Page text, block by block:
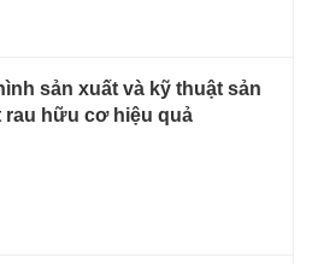
sản xuất và kỹ thuật sản
rau hữu cơ hiệu quả